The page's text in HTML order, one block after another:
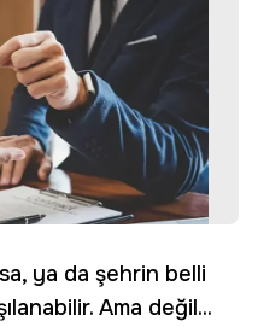
ya da şehrin belli
Ama değil...